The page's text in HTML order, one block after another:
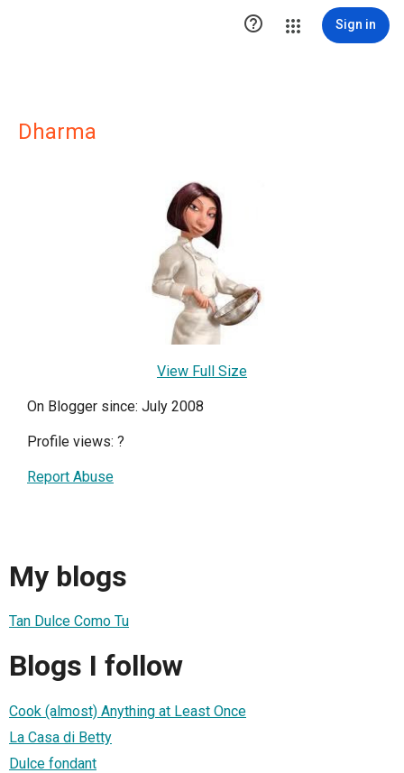
 Sign in
Dharma
View Full Size
On Blogger since: July 2008
Profile views: ?
Report Abuse
My blogs
Tan Dulce Como Tu
Blogs I follow
Cook (almost) Anything at Least Once
La Casa di Betty
Dulce fondant